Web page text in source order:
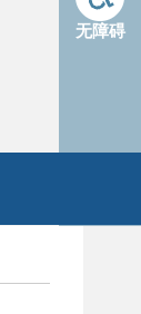
无障碍